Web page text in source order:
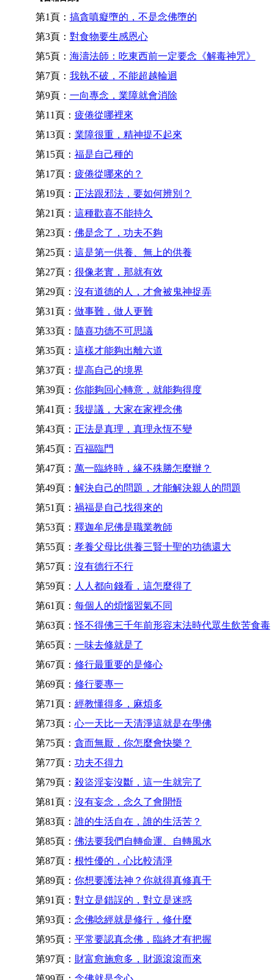
第1頁： 搞貪嗔癡墮的，不是念佛墮的
第3頁： 對食物要生感恩心
第5頁： 海濤法師：吃東西前一定要念《解毒神咒》
第7頁： 我執不破，不能超越輪迴
第9頁： 一向專念，業障就會消除
第11頁： 疲倦從哪裡來
第13頁： 業障很重，精神提不起來
第15頁： 福是自己種的
第17頁： 疲倦從哪來的？
第19頁： 正法跟邪法，要如何辨別？
第21頁： 這種歡喜不能持久
第23頁： 佛是念了，功夫不夠
第25頁： 這是第一供養、無上的供養
第27頁： 很像老實，那就有效
第29頁： 沒有道德的人，才會被鬼神捉弄
第31頁： 做事難，做人更難
第33頁： 隨喜功德不可思議
第35頁： 這樣才能夠出離六道
第37頁： 提高自己的境界
第39頁： 你能夠回心轉意，就能夠得度
第41頁： 我提議，大家在家裡念佛
第43頁： 正法是真理，真理永恆不變
第45頁： 百福臨門
第47頁： 萬一臨終時，緣不殊勝怎麼辦？
第49頁： 解決自己的問題，才能解決親人的問題
第51頁： 禍福是自己找得來的
第53頁： 釋迦牟尼佛是職業教師
第55頁： 孝養父母比供養三賢十聖的功德還大
第57頁： 沒有德行不行
第59頁： 人人都向錢看，這怎麼得了
第61頁： 每個人的煩惱習氣不同
第63頁：怪不得佛三千年前形容末法時代眾生飲苦食毒
第65頁： 一味去修就是了
第67頁： 修行最重要的是修心
第69頁： 修行要專一
第71頁： 經教懂得多，麻煩多
第73頁： 心一天比一天清淨這就是在學佛
第75頁： 貪而無厭，你怎麼會快樂？
第77頁： 功夫不得力
第79頁： 殺盜淫妄沒斷，這一生就完了
第81頁： 沒有妄念，念久了會開悟
第83頁： 誰的生活自在，誰的生活苦？
第85頁： 佛法要我們自轉命運、自轉風水
第87頁： 根性優的，心比較清淨
第89頁： 你想要護法神？你就得真修真干
第91頁： 對立是錯誤的，對立是迷惑
第93頁： 念佛唸經就是修行，修什麼
第95頁： 平常要認真念佛，臨終才有把握
第97頁： 財富愈施愈多，財源滾滾而來